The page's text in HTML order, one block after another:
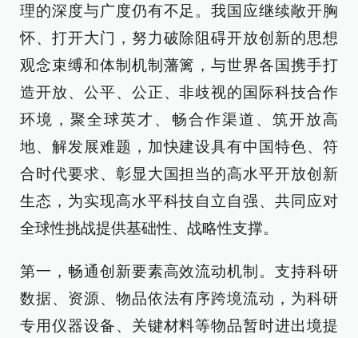
理的深度与广度仍有不足。我国应继续敞开胸
怀、打开大门，努力破除阻碍开放创新的思想
观念束缚和体制机制藩篱，与世界各国携手打
造开放、公平、公正、非歧视的国际科技合作
环境，聚全球英才、畅合作渠道、筑开放高
地、解发展难题，加快建设具有中国特色、符
合时代要求、彰显大国担当的高水平开放创新
生态，为实现高水平科技自立自强、共同应对
全球性挑战提供基础性、战略性支撑。
第一，畅通创新要素高效流动机制。支持科研
数据、资源、物品依法有序跨境流动，为科研
专用仪器设备、关键材料等物品暂时进出境提